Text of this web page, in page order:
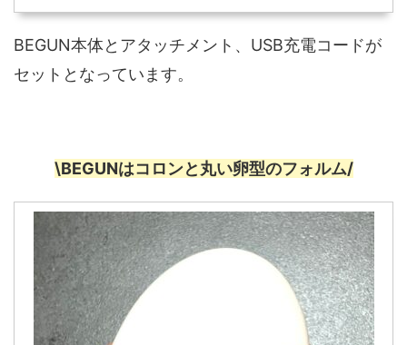
BEGUN本体とアタッチメント、USB充電コードが
セットとなっています。
\BEGUNはコロンと丸い卵型のフォルム/